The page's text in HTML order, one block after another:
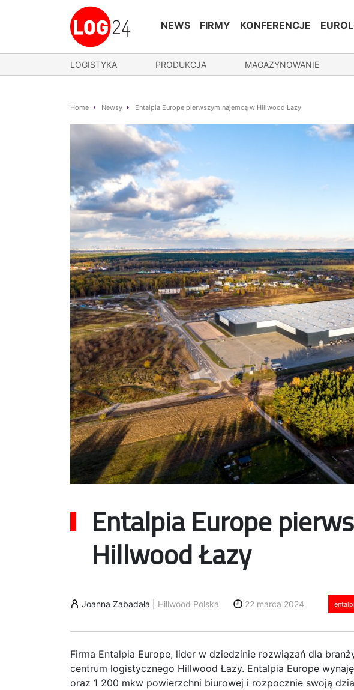
NEWS FIRMY KONFERENCJE
LOGISTYKA PRODUKCJA MAGAZYNOWANIE
Home Newsy Entalpia Europe pierwszym najemcą w Hillwood Łazy
Entalpia Europe
Hillwood Łazy
Joanna Zabadała Hillwood Polska 22 marca 2024
Firma Entalpia Europe, lider w dziedzinie rozwiązań dla
centrum logistycznego Hillwood Łazy. Entalpia Europe
oraz 1 200 mkw powierzchni biurowej i rozpocznie swoją